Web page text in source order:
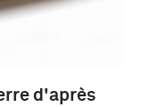
d'après